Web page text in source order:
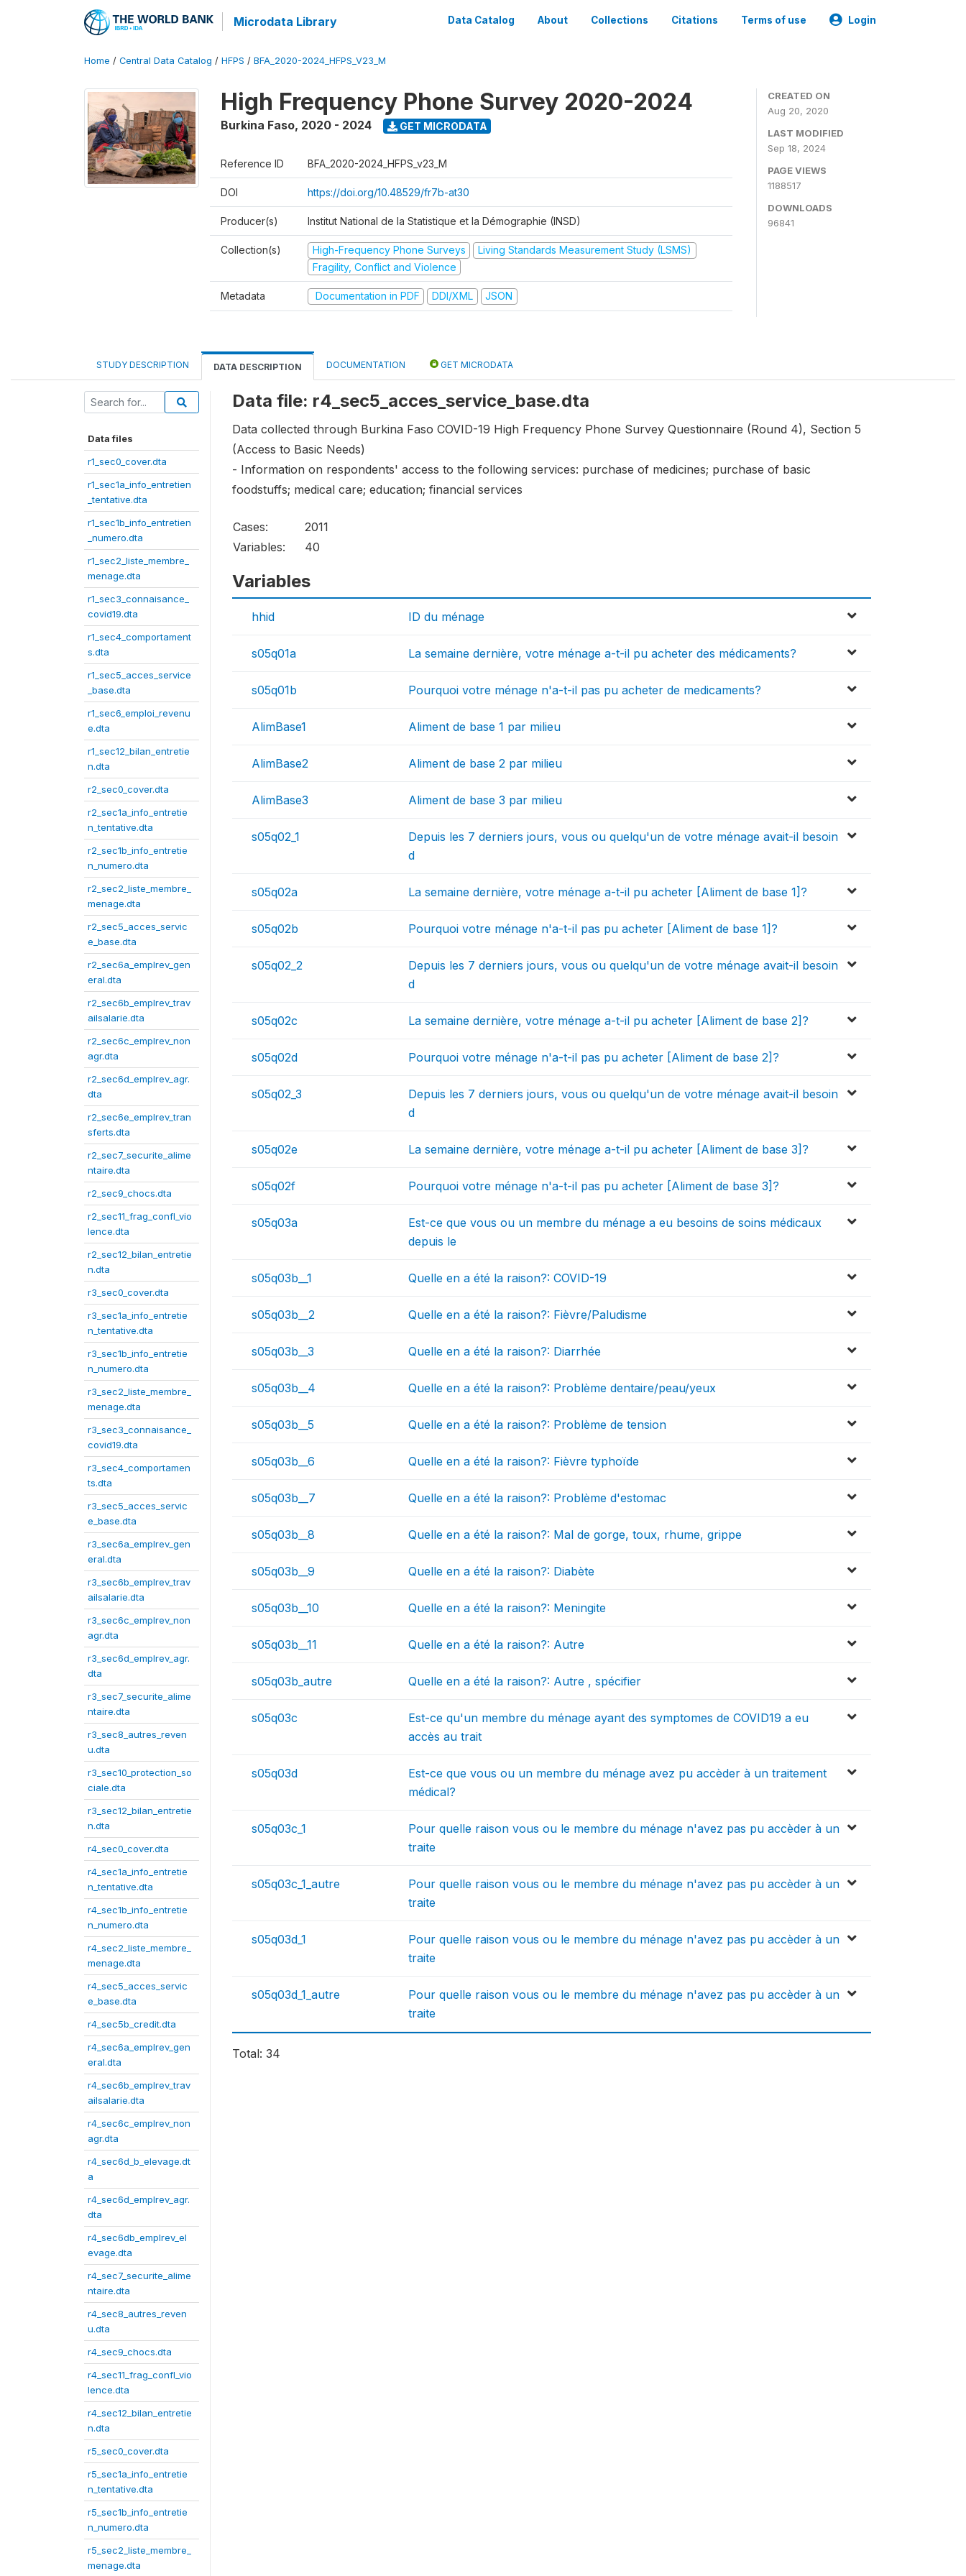
Microdata Library Data Catalog About Collections Citations Terms of use Login
Home / Central Data Catalog / HFPS / BFA_2020-2024_HFPS_V23_M
High Frequency Phone Survey 2020-2024
Burkina Faso, 2020 - 2024 GET MICRODATA
Reference ID BFA_2020-2024_HFPS_v23_M
DOI https://doi.org/10.48529/fr7b-at30
Producer(s) Institut National de la Statistique et la Démographie (INSD)
Collection(s) High-Frequency Phone Surveys
Living Standards Measurement Study (LSMS)
Fragility, Conflict and Violence
Metadata Documentation in PDF DDI/XML JSON
CREATED ON
Aug 20, 2020
LAST MODIFIED
Sep 18, 2024
PAGE VIEWS
1188517
DOWNLOADS
96841
STUDY DESCRIPTION DATA DESCRIPTION DOCUMENTATION GET MICRODATA
Data files
r1_sec0_cover.dta
r1_sec1a_info_entretien
_tentative.dta
r1_sec1b_info_entretien
_numero.dta
r1_sec2_liste_membre_
menage.dta
r1_sec3_connaisance_
covid19.dta
r1_sec4_comportament
s.dta
r1_sec5_acces_service
_base.dta
r1_sec6_emploi_revenu
e.dta
r1_sec12_bilan_entretie
n.dta
r2_sec0_cover.dta
r2_sec1a_info_entretie
n_tentative.dta
r2_sec1b_info_entretie
n_numero.dta
r2_sec2_liste_membre_
menage.dta
r2_sec5_acces_servic
e_base.dta
r2_sec6a_emplrev_gen
eral.dta
r2_sec6b_emplrev_trav
ailsalarie.dta
r2_sec6c_emplrev_non
agr.dta
r2_sec6d_emplrev_agr.
dta
r2_sec6e_emplrev_tran
sferts.dta
r2_sec7_securite_alime
ntaire.dta
r2_sec9_chocs.dta
r2_sec11_frag_confl_vio
lence.dta
r2_sec12_bilan_entretie
n.dta
r3_sec0_cover.dta
r3_sec1a_info_entretie
n_tentative.dta
r3_sec1b_info_entretie
n_numero.dta
r3_sec2_liste_membre_
menage.dta
r3_sec3_connaisance_
covid19.dta
r3_sec4_comportamen
ts.dta
r3_sec5_acces_servic
e_base.dta
r3_sec6a_emplrev_gen
eral.dta
r3_sec6b_emplrev_trav
ailsalarie.dta
r3_sec6c_emplrev_non
agr.dta
r3_sec6d_emplrev_agr.
dta
r3_sec7_securite_alime
ntaire.dta
r3_sec8_autres_reven
u.dta
r3_sec10_protection_so
ciale.dta
r3_sec12_bilan_entretie
n.dta
r4_sec0_cover.dta
r4_sec1a_info_entretie
n_tentative.dta
r4_sec1b_info_entretie
n_numero.dta
r4_sec2_liste_membre_
menage.dta
r4_sec5_acces_servic
e_base.dta
r4_sec5b_credit.dta
r4_sec6a_emplrev_gen
eral.dta
r4_sec6b_emplrev_trav
ailsalarie.dta
r4_sec6c_emplrev_non
agr.dta
r4_sec6d_b_elevage.dt
a
r4_sec6d_emplrev_agr.
dta
r4_sec6db_emplrev_el
evage.dta
r4_sec7_securite_alime
ntaire.dta
r4_sec8_autres_reven
u.dta
r4_sec9_chocs.dta
r4_sec11_frag_confl_vio
lence.dta
r4_sec12_bilan_entretie
n.dta
r5_sec0_cover.dta
r5_sec1a_info_entretie
n_tentative.dta
r5_sec1b_info_entretie
n_numero.dta
r5_sec2_liste_membre_
menage.dta
Data file: r4_sec5_acces_service_base.dta
Data collected through Burkina Faso COVID-19 High Frequency Phone Survey Questionnaire (Round 4), Section 5
(Access to Basic Needs)
- Information on respondents' access to the following services: purchase of medicines; purchase of basic
foodstuffs; medical care; education; financial services
Cases:
2011
Variables:
40
Variables
hhid ID du ménage
s05q01a La semaine dernière, votre ménage a-t-il pu acheter des médicaments?
s05q01b Pourquoi votre ménage n'a-t-il pas pu acheter de medicaments?
AlimBase1 Aliment de base 1 par milieu
AlimBase2 Aliment de base 2 par milieu
AlimBase3 Aliment de base 3 par milieu
s05q02_1
Depuis les 7 derniers jours, vous ou quelqu'un de votre ménage avait-il besoin
d
s05q02a La semaine dernière, votre ménage a-t-il pu acheter [Aliment de base 1]?
s05q02b Pourquoi votre ménage n'a-t-il pas pu acheter [Aliment de base 1]?
s05q02_2
Depuis les 7 derniers jours, vous ou quelqu'un de votre ménage avait-il besoin
d
s05q02c La semaine dernière, votre ménage a-t-il pu acheter [Aliment de base 2]?
s05q02d Pourquoi votre ménage n'a-t-il pas pu acheter [Aliment de base 2]?
s05q02_3
Depuis les 7 derniers jours, vous ou quelqu'un de votre ménage avait-il besoin
d
s05q02e La semaine dernière, votre ménage a-t-il pu acheter [Aliment de base 3]?
s05q02f Pourquoi votre ménage n'a-t-il pas pu acheter [Aliment de base 3]?
s05q03a
Est-ce que vous ou un membre du ménage a eu besoins de soins médicaux
depuis le
s05q03b__1 Quelle en a été la raison?: COVID-19
s05q03b__2 Quelle en a été la raison?: Fièvre/Paludisme
s05q03b__3 Quelle en a été la raison?: Diarrhée
s05q03b__4 Quelle en a été la raison?: Problème dentaire/peau/yeux
s05q03b__5 Quelle en a été la raison?: Problème de tension
s05q03b__6 Quelle en a été la raison?: Fièvre typhoïde
s05q03b__7 Quelle en a été la raison?: Problème d'estomac
s05q03b__8 Quelle en a été la raison?: Mal de gorge, toux, rhume, grippe
s05q03b__9 Quelle en a été la raison?: Diabète
s05q03b__10 Quelle en a été la raison?: Meningite
s05q03b__11 Quelle en a été la raison?: Autre
s05q03b_autre Quelle en a été la raison?: Autre , spécifier
s05q03c
Est-ce qu'un membre du ménage ayant des symptomes de COVID19 a eu
accès au trait
s05q03d
Est-ce que vous ou un membre du ménage avez pu accèder à un traitement
médical?
s05q03c_1
Pour quelle raison vous ou le membre du ménage n'avez pas pu accèder à un
traite
s05q03c_1_autre
Pour quelle raison vous ou le membre du ménage n'avez pas pu accèder à un
traite
s05q03d_1
Pour quelle raison vous ou le membre du ménage n'avez pas pu accèder à un
traite
s05q03d_1_autre
Pour quelle raison vous ou le membre du ménage n'avez pas pu accèder à un
traite
Total: 34